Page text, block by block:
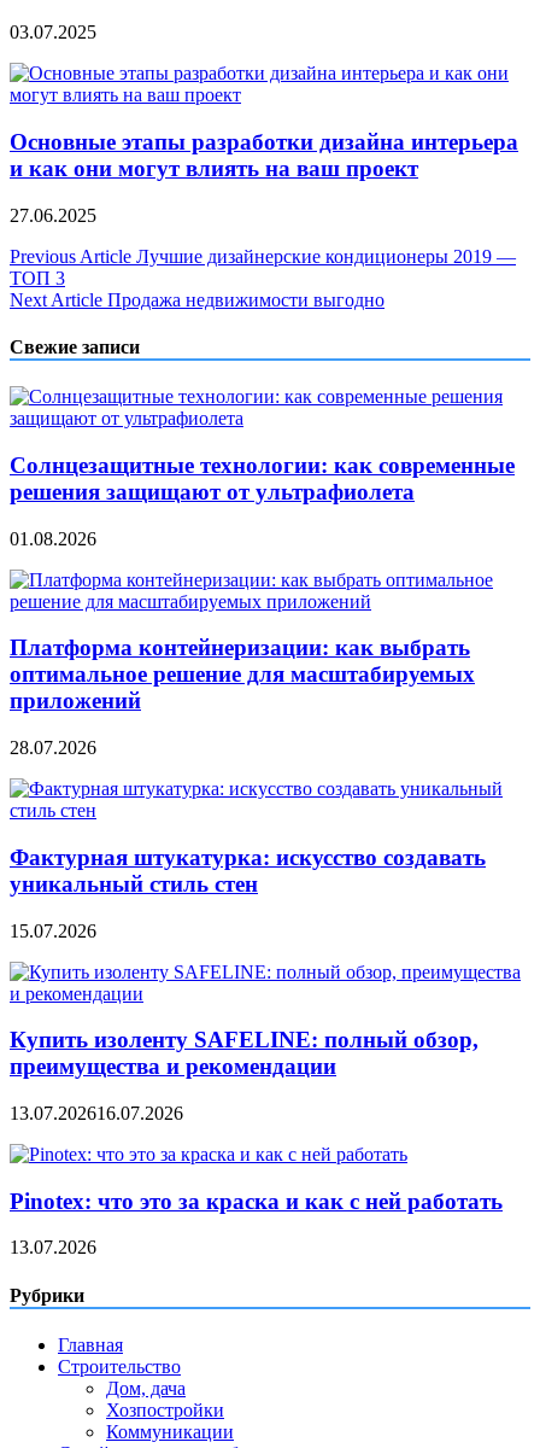
03.07.2025
Основные этапы разработки дизайна интерьера
и как они могут влиять на ваш проект
27.06.2025
Навигация
по
Previous Article Лучшие дизайнерские кондиционеры 2019 —
ТОП 3
Next Article Продажа недвижимости выгодно
Свежие записи
Солнцезащитные технологии: как современные
решения защищают от ультрафиолета
01.08.2026
Платформа контейнеризации: как выбрать
оптимальное решение для масштабируемых
приложений
28.07.2026
Фактурная штукатурка: искусство создавать
уникальный стиль стен
15.07.2026
Купить изоленту SAFELINE: полный обзор,
преимущества и рекомендации
13.07.202616.07.2026
Pinotex: что это за краска и как с ней работать
13.07.2026
Рубрики
Главная
Строительство
Дом, дача
Хозпостройки
Коммуникации